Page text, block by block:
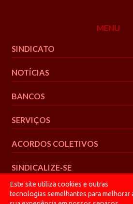
MENU
SINDICATO
NOTÍCIAS
BANCOS
SERVIÇOS
ACORDOS COLETIVOS
SINDICALIZE-SE
Este site utiliza cookies e outras
tecnologias semelhantes para melhorar